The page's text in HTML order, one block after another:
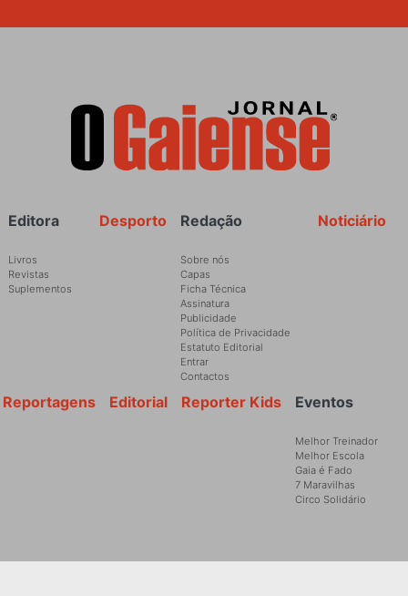
Rodapé Noticiário
Redação
Sobre nós
Capas
Ficha Técnica
Assinatura
Publicidade
Política de Privacidade
Estatuto Editorial
Entrar
Contactos
Desporto
Editora
Livros
Revistas
Suplementos
Eventos
Melhor Treinador
Melhor Escola
Gaia é Fado
7 Maravilhas
Circo Solidário
Reporter Kids
Editorial
Reportagens